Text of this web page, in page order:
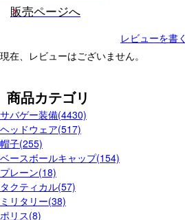
販売ページへ
レビューを書く
現在、レビューはございません。
商品カテゴリ
サバゲー装備(4430)
ヘッドウェア(517)
帽子(255)
ベースボールキャップ(154)
プレーン(18)
タクティカル(57)
ミリタリー(38)
ポリス(8)